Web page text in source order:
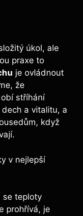
úkol, ale
praxe to
je ovládnout
že
stříhání
a vitalitu, a
když
v nejlepší
se teploty
prohřívá, je